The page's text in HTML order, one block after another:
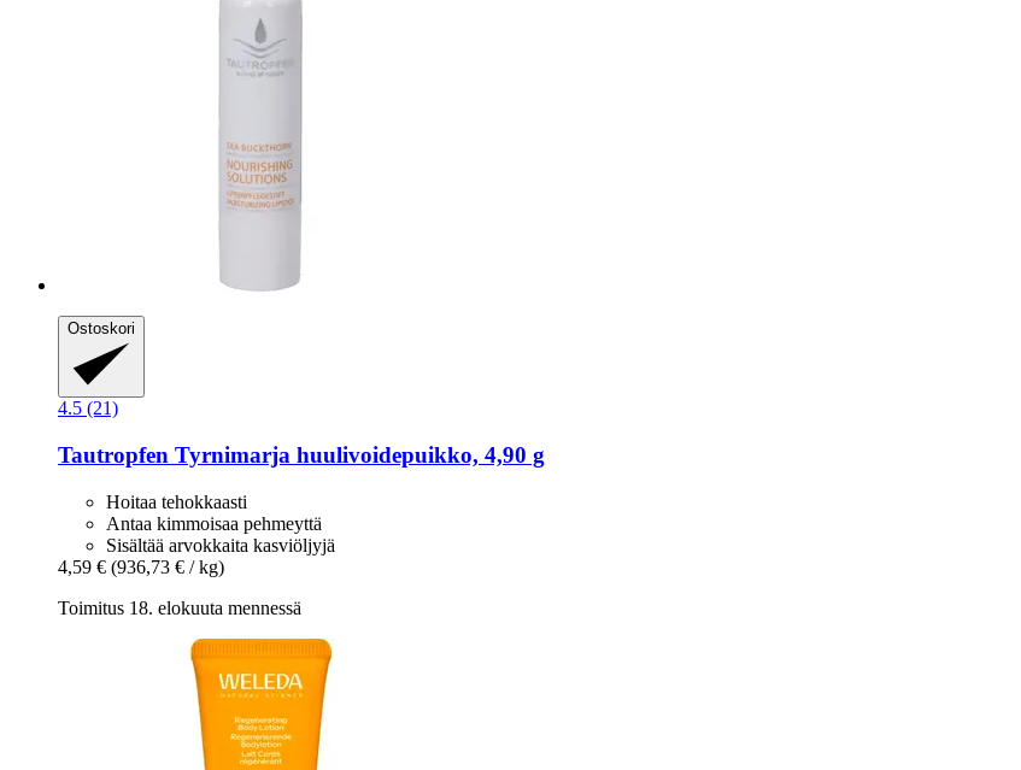
Ostoskori
4.5 (21)
Tautropfen Tyrnimarja huulivoidepuikko, 4,90 g
Hoitaa tehokkaasti
Antaa kimmoisaa pehmeyttä
Sisältää arvokkaita kasviöljyjä
4,59 € (936,73 € / kg)
Toimitus 18. elokuuta mennessä